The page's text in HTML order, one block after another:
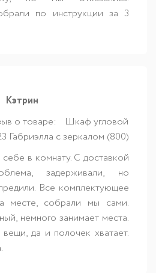
по инструкции за 3
Кэтрин
о товаре:
Шкаф угловой
Габриэлла с зеркалом (800)
в комнату. С доставкой
задерживали, но
Все комплектующее
месте, собрали мы сами.
немного занимает места.
вещи, да и полочек хватает.